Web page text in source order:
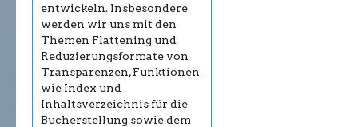
entwickeln. Insbesondere
werden wir uns mit den
Themen Flattening und
Reduzierungsformate von
Transparenzen, Funktionen
wie Index und
Inhaltsverzeichnis für die
Bucherstellung sowie dem